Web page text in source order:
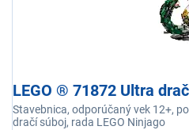
LEGO ® 71872 Ultra
Stavebnica, odporúčaný vek 12+,
dračí súboj, rada LEGO Ninjago